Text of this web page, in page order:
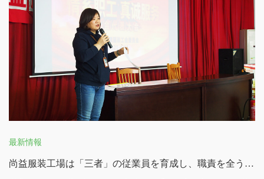
最新情報
尚益服装工場は「三者」の従業員を育成し、職責を全うする